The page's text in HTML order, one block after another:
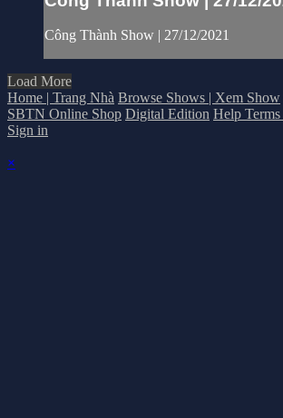
Công Thành Show | 27/12/2021
Load More
Home | Trang Nhà Browse Shows | Xem Show
SBTN Online Shop Digital Edition Help Terms
Sign in
×